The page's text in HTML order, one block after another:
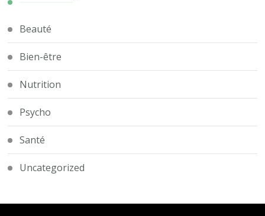
Beauté
Bien-être
Nutrition
Psycho
Santé
Uncategorized